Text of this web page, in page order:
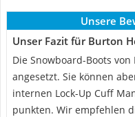
Unsere
Unser Fazit für Burton
Die Snowboard-Boots
angesetzt. Sie können
internen Lock-Up Cuff
punkten. Wir empfehlen